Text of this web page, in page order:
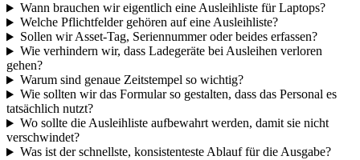
Wann brauchen wir eigentlich eine Ausleihliste für Laptops?
Welche Pflichtfelder gehören auf eine Ausleihliste?
Sollen wir Asset-Tag, Seriennummer oder beides erfassen?
Wie verhindern wir, dass Ladegeräte bei Ausleihen verloren
gehen?
Warum sind genaue Zeitstempel so wichtig?
Wie sollten wir das Formular so gestalten, dass das Personal es
tatsächlich nutzt?
Wo sollte die Ausleihliste aufbewahrt werden, damit sie nicht
verschwindet?
Was ist der schnellste, konsistenteste Ablauf für die Ausgabe?